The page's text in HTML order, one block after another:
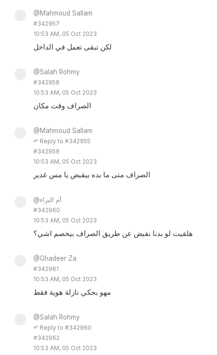
@Mahmoud Sallam
#342957
10:53 AM, 05 Oct 2023
لكن تبقى تعمل في الداخل
@Salah Rohmy
#342958
10:53 AM, 05 Oct 2023
الصراف وقت مكان
@Mahmoud Sallam
↶ Reply to #342955
#342959
10:53 AM, 05 Oct 2023
الصراف متى ما بده بيقبض يا مس غدير
@أم البراء
#342960
10:53 AM, 05 Oct 2023
هلقيت لو بدنا نقبض عن طريق الصراف بيخصم اشي؟
@Ghadeer Za
#342961
10:53 AM, 05 Oct 2023
مهو بحكي نازلة هوية فقط
@Salah Rohmy
↶ Reply to #342960
#342962
10:53 AM, 05 Oct 2023